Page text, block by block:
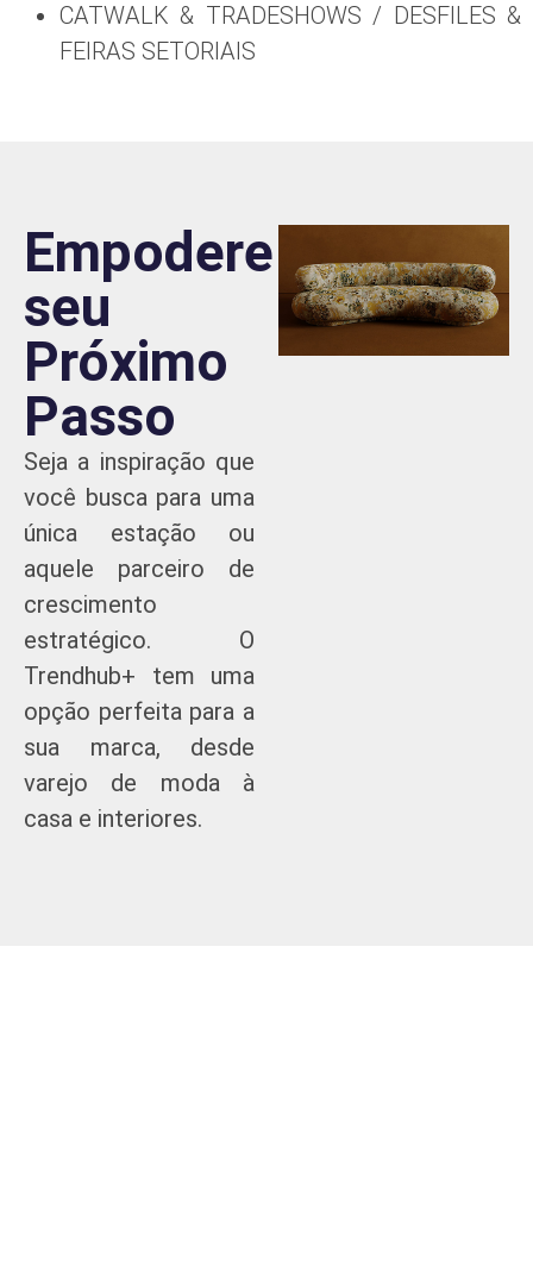
CATWALK & TRADESHOWS / DESFILES &
FEIRAS SETORIAIS
Empodere
seu
Próximo
Passo
Seja a inspiração que
você busca para uma
única estação ou
aquele parceiro de
crescimento
estratégico. O
Trendhub+ tem uma
opção perfeita para a
sua marca, desde
varejo de moda à
casa e interiores.